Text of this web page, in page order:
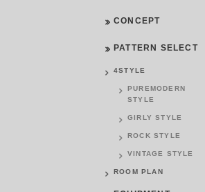
CONCEPT
PATTERN SELECT
4STYLE
PUREMODERN
STYLE
GIRLY STYLE
ROCK STYLE
VINTAGE STYLE
ROOM PLAN